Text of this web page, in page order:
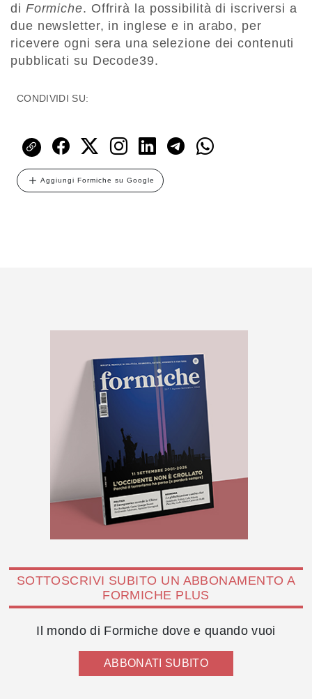
di Formiche. Offrirà la possibilità di iscriversi a
due newsletter, in inglese e in arabo, per
ricevere ogni sera una selezione dei contenuti
pubblicati su Decode39.
CONDIVIDI SU:
Aggiungi Formiche su Google
SOTTOSCRIVI SUBITO UN ABBONAMENTO A
FORMICHE PLUS
Il mondo di Formiche dove e quando vuoi
ABBONATI SUBITO